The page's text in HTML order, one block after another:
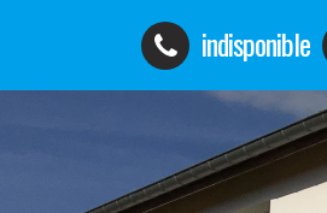
indisponible